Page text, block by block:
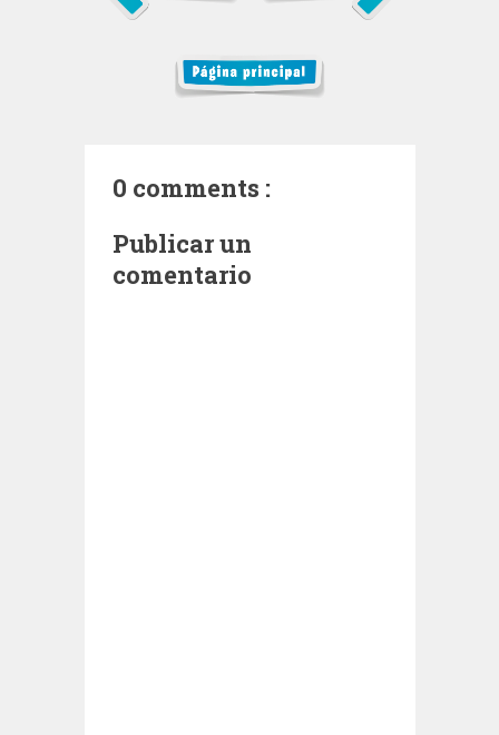
0 comments :
Publicar un
comentario